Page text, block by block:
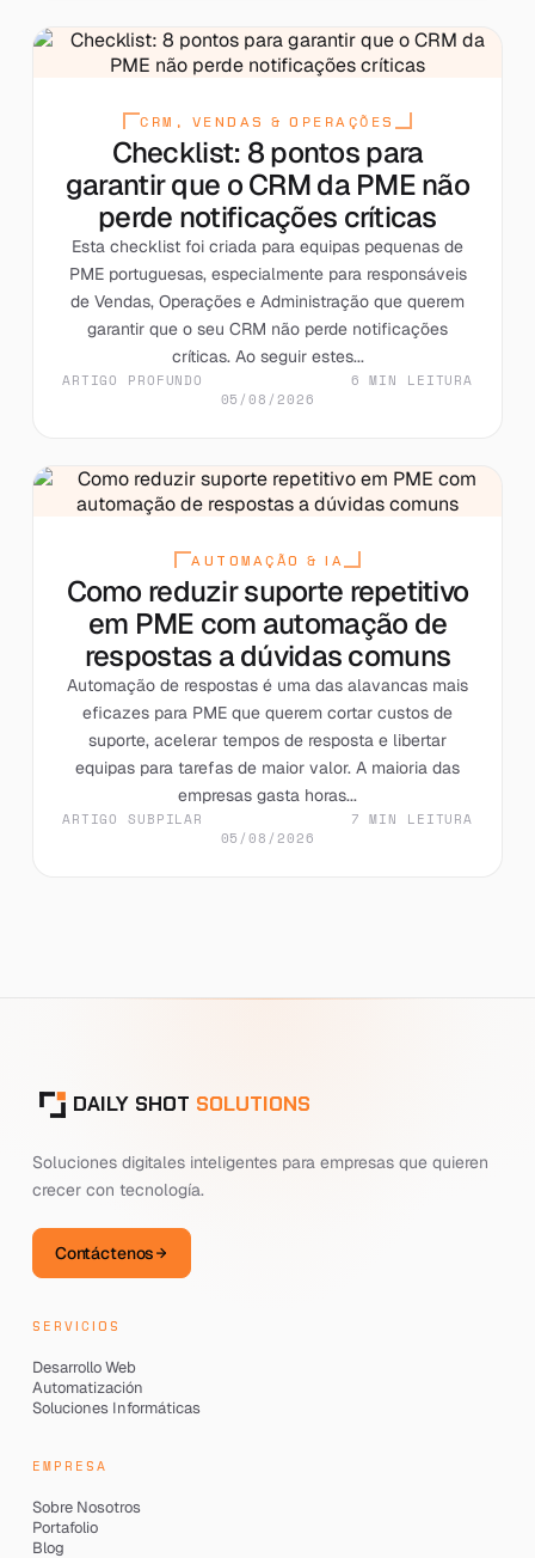
CRM, VENDAS & OPERAÇÕES
Checklist: 8 pontos para
garantir que o CRM da PME não
perde notificações críticas
Esta checklist foi criada para equipas pequenas de
PME portuguesas, especialmente para responsáveis
de Vendas, Operações e Administração que querem
garantir que o seu CRM não perde notificações
críticas. Ao seguir estes...
ARTIGO PROFUNDO
6 MIN LEITURA
05/08/2026
AUTOMAÇÃO & IA
Como reduzir suporte repetitivo
em PME com automação de
respostas a dúvidas comuns
Automação de respostas é uma das alavancas mais
eficazes para PME que querem cortar custos de
suporte, acelerar tempos de resposta e libertar
equipas para tarefas de maior valor. A maioria das
empresas gasta horas...
ARTIGO SUBPILAR
7 MIN LEITURA
05/08/2026
DAILY SHOT SOLUTIONS
Soluciones digitales inteligentes para empresas que quieren
crecer con tecnología.
Contáctenos
SERVICIOS
Desarrollo Web
Automatización
Soluciones Informáticas
EMPRESA
Sobre Nosotros
Portafolio
Blog